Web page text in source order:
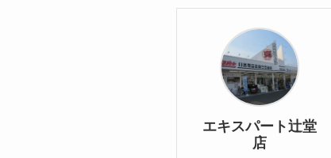
エキスパート辻堂
店